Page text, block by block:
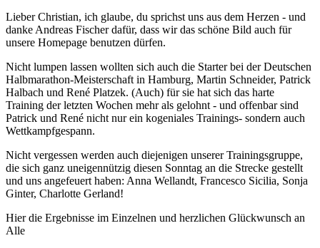
Lieber Christian, ich glaube, du sprichst uns aus dem Herzen - und
danke Andreas Fischer dafür, dass wir das schöne Bild auch für
unsere Homepage benutzen dürfen.
Nicht lumpen lassen wollten sich auch die Starter bei der Deutschen
Halbmarathon-Meisterschaft in Hamburg, Martin Schneider, Patrick
Halbach und René Platzek. (Auch) für sie hat sich das harte
Training der letzten Wochen mehr als gelohnt - und offenbar sind
Patrick und René nicht nur ein kogeniales Trainings- sondern auch
Wettkampfgespann.
Nicht vergessen werden auch diejenigen unserer Trainingsgruppe,
die sich ganz uneigennützig diesen Sonntag an die Strecke gestellt
und uns angefeuert haben: Anna Wellandt, Francesco Sicilia, Sonja
Ginter, Charlotte Gerland!
Hier die Ergebnisse im Einzelnen und herzlichen Glückwunsch an
Alle